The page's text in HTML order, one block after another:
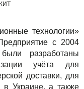
КИТ
технологии»
с 2004
разработаны
учёта для
доставки, для
в Украине, а также